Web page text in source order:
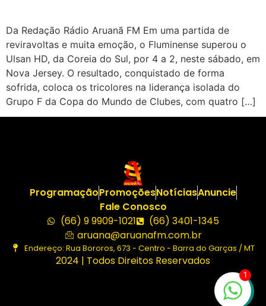
Da Redação Rádio Aruanã FM Em uma partida de
reviravoltas e muita emoção, o Fluminense superou o
Ulsan HD, da Coreia do Sul, por 4 a 2, neste sábado, em
Nova Jersey. O resultado, conquistado de forma
sofrida, coloca os tricolores na liderança isolada do
Grupo F da Copa do Mundo de Clubes, com quatro […]
ProgramaçãoPromoçõesNotíciasAnuncie
Fale Conosco
(66) 9 9909-1021
(66) 3401-1345
aruana@aruanafm.com.br
Endereço: Rua Bororos, 673 - Centro - Barra do Garças / MT
2024 | Todos Direitos Reservados
1